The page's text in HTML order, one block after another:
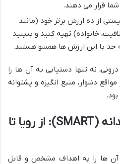
قرار می دهند.
از ده ارزش برتر خود (مانند
خانواده) تهیه کنید و ببینید
حد با این ارزش ها همسو هستند.
نه تنها دستیابی به آن ها را
دشوار، منبع انگیزه و پشتوانه
هدف گذاری هوشمندانه (SMART): از رویا تا
آن ها را به اهداف مشخص و قابل